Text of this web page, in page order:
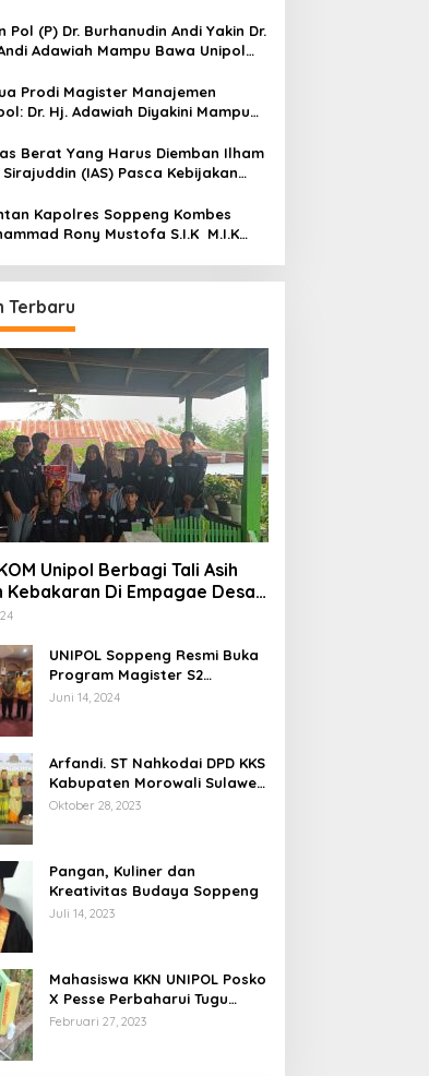
Pol (P) Dr. Burhanudin Andi Yakin Dr.
Adawiah Mampu Bawa Unipol
Prodi Magister Manajemen
Dr. Hj. Adawiah Diyakini Mampu
Berat Yang Harus Diemban Ilham
(IAS) Pasca Kebijakan
Kapolres Soppeng Kombes
Rony Mustofa S.I.K M.I.K
Terbaru
Unipol Berbagi Tali Asih
Kebakaran Di Empagae Desa
UNIPOL Soppeng Resmi Buka
Program Magister S2
Manajemen
Juni 14, 2024
Arfandi. ST Nahkodai DPD KKS
Kabupaten Morowali Sulawesi
Tengah 2023 – 2028
Oktober 28, 2023
Pangan, Kuliner dan
Kreativitas Budaya Soppeng
Juli 14, 2023
Mahasiswa KKN UNIPOL Posko
X Pesse Perbaharui Tugu
Batas Desa
Februari 27, 2023